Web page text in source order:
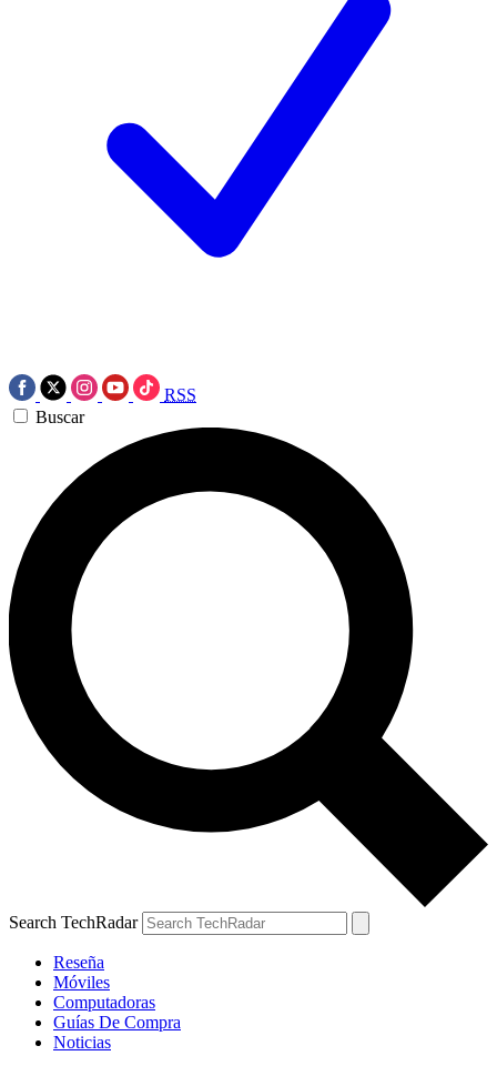
RSS
Buscar
Search TechRadar
Reseña
Móviles
Computadoras
Guías De Compra
Noticias